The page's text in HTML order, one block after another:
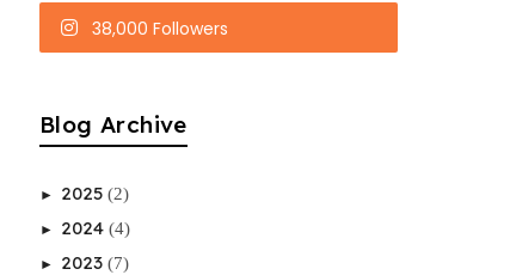
38,000 Followers
Blog Archive
► 2025 (2)
► 2024 (4)
► 2023 (7)